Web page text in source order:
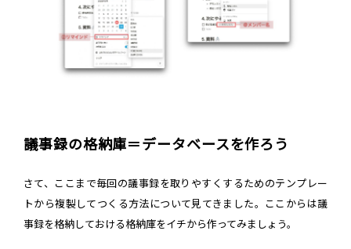
議事録の格納庫＝データベースを作ろう
さて、ここまで毎回の議事録を取りやすくするためのテンプレー
トから複製してつくる方法について見てきました。ここからは議
事録を格納しておける格納庫をイチから作ってみましょう。